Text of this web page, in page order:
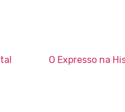
O Expresso na